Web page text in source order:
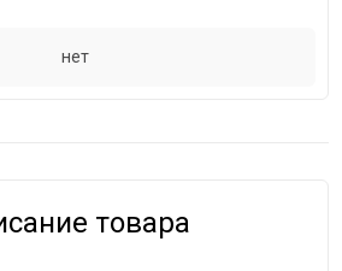
нет
товара